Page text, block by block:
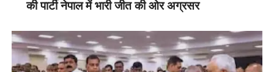
की पार्टी नेपाल में भारी जीत की ओर अग्रसर